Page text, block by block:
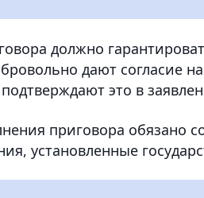
должно
дают согласие
это в
приговора обязано
установленные